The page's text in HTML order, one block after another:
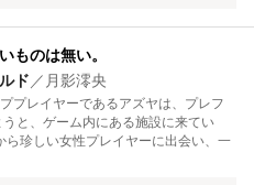
ものは無い。
ド／ 月影澪央
プレイヤーであるアズヤは、プレフ
と、ゲーム内にある施設に来てい
ら珍しい女性プレイヤーに出会い、一